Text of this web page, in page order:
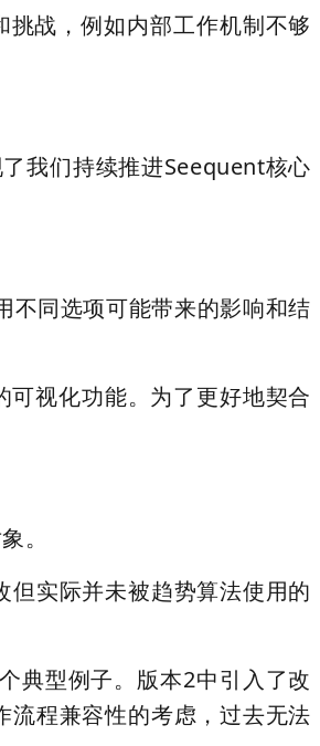
战，例如内部工作机制不够
我们持续推进Seequent核心
不同选项可能带来的影响和结
视化功能。为了更好地契合
。
实际并未被趋势算法使用的
典型例子。版本2中引入了改
程兼容性的考虑，过去无法